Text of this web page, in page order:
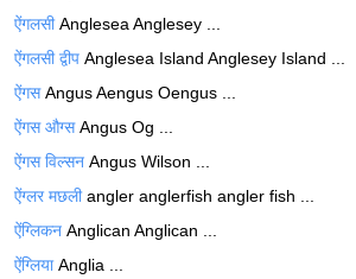
ऐंगलसीAnglesea Anglesey ...
ऐंगलसी द्वीप Anglesea Island Anglesey Island ...
ऐंगसAngus Aengus Oengus ...
ऐंगस औग्सAngus Og ...
ऐंगस विल्सन Angus Wilson ...
ऐंग्लर मछलीangler anglerfish angler fish ...
ऐंग्लिकन Anglican Anglican ...
ऐंग्लियाAnglia ...